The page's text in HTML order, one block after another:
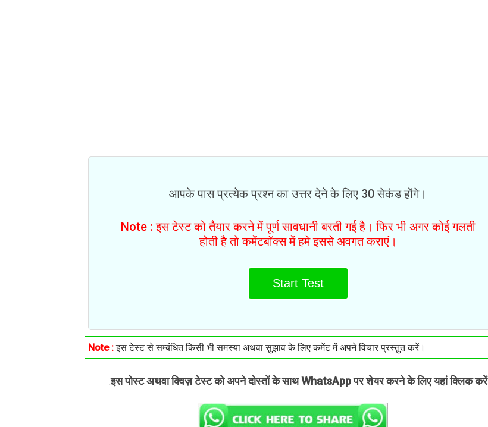
आपके पास प्रत्येक प्रश्न का उत्तर देने के लिए 30 सेकंड होंगे।
Note : इस टेस्ट को तैयार करने में पूर्ण सावधानी बरती गई है। फिर भी अगर कोई गलती
होती है तो कमेंटबॉक्स में हमे इससे अवगत कराएं।
Start Test
Note :इस टेस्ट से सम्बंधित किसी भी समस्या अथवा सुझाव के लिए कमेंट में अपने विचार प्रस्तुत करें।
.इस पोस्ट अथवा क्विज़ टेस्ट को अपने दोस्तों के साथ WhatsApp पर शेयर करने के लिए यहां क्लिक करें